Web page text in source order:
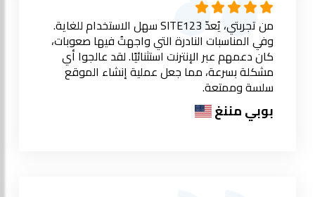
من تجربتي، يُعدّ SITE123 سهل الاستخدام للغاية.
وفي المناسبات النادرة التي واجهتُ فيها صعوبات،
كان دعمهم عبر الإنترنت استثنائيًا. لقد عالجوا أي
مشكلة بسرعة، مما جعل عملية إنشاء الموقع
سلسة وممتعة.
بوبي مننغ